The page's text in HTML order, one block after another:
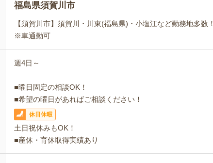
福島県須賀川市
【須賀川市】須賀川・川東(福島県)・小塩江など勤務地多数！
※車通勤可
週4日～
■曜日固定の相談OK！
■希望の曜日があればご相談ください！
休日休暇
土日祝休みもOK！
■産休・育休取得実績あり